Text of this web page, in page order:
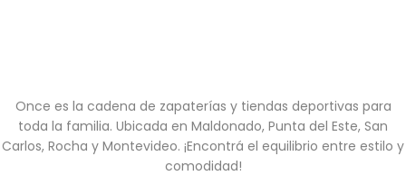
Once es la cadena de zapaterías y tiendas deportivas para
toda la familia. Ubicada en Maldonado, Punta del Este, San
Carlos, Rocha y Montevideo. ¡Encontrá el equilibrio entre estilo y
comodidad!